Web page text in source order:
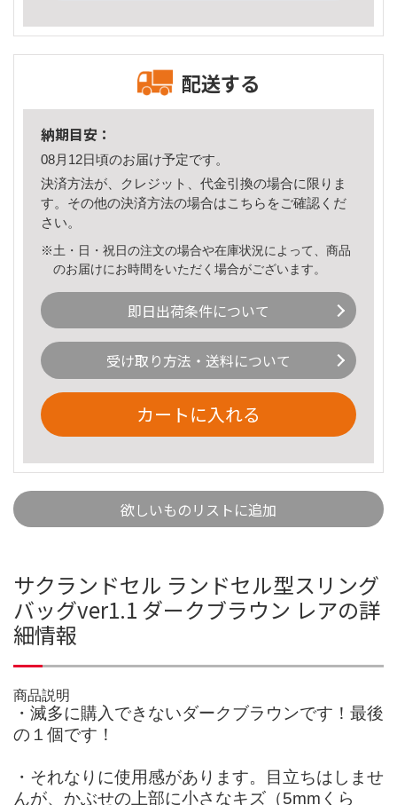
配送する
納期目安：
08月12日頃のお届け予定です。
決済方法が、クレジット、代金引換の場合に限りま
す。その他の決済方法の場合はこちら をご確認くだ
さい。
※土・日・祝日の注文の場合や在庫状況によって、商品
のお届けにお時間をいただく場合がございます。
即日出荷条件について
受け取り方法・送料について
カートに入れる
欲しいものリストに追加
サクランドセル ランドセル型スリング
バッグver1.1 ダークブラウン レアの詳
細情報
商品説明
・滅多に購入できないダークブラウンです！最後
の１個です！
・それなりに使用感があります。目立ちはしませ
んが、かぶせの上部に小さなキズ（5mmくら